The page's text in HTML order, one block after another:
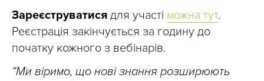
Зареєструватися для участі можна тут.
Реєстрація закінчується за годину до
початку кожного з вебінарів.
“Ми віримо, що нові знання розширюють